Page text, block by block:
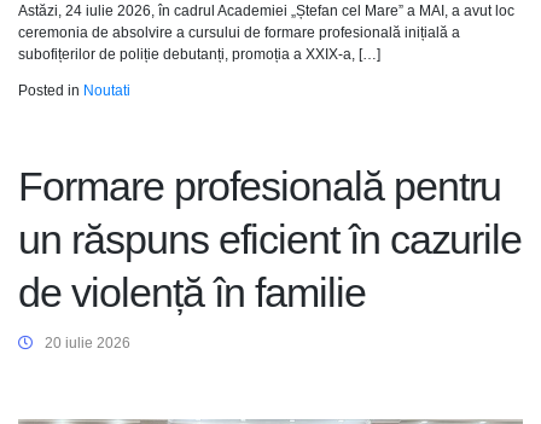
Astăzi, 24 iulie 2026, în cadrul Academiei „Ștefan cel Mare” a MAI, a avut loc
ceremonia de absolvire a cursului de formare profesională inițială a
subofițerilor de poliție debutanți, promoția a XXIX-a, […]
Posted in Noutati
Formare profesională pentru
un răspuns eficient în cazurile
de violență în familie
20 iulie 2026